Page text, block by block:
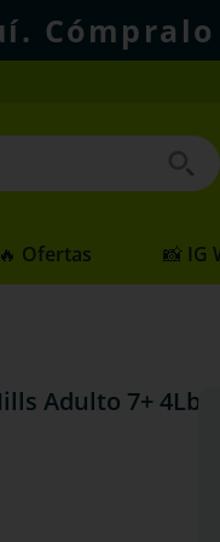
🔥 Ofertas 📸 IG
Adulto 7+ 4Lbs